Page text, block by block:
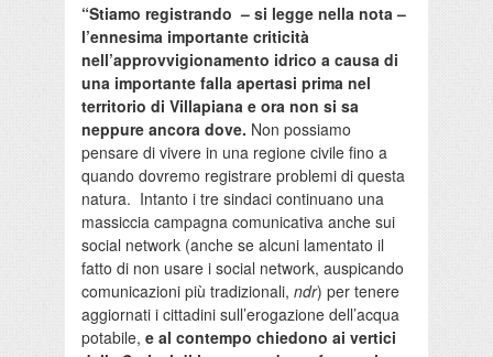
“Stiamo registrando – si legge nella nota –
l’ennesima importante criticità
nell’approvvigionamento idrico a causa di
una importante falla apertasi prima nel
territorio di Villapiana e ora non si sa
neppure ancora dove. Non possiamo
pensare di vivere in una regione civile fino a
quando dovremo registrare problemi di questa
natura. Intanto i tre sindaci continuano una
massiccia campagna comunicativa anche sui
social network (anche se alcuni lamentato il
fatto di non usare i social network, auspicando
comunicazioni più tradizionali, ndr) per tenere
aggiornati i cittadini sull’erogazione dell’acqua
potabile, e al contempo chiedono ai vertici